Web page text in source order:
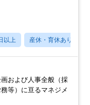
以上 産休・育休あり
および人事全般（採
等）に亘るマネジメ